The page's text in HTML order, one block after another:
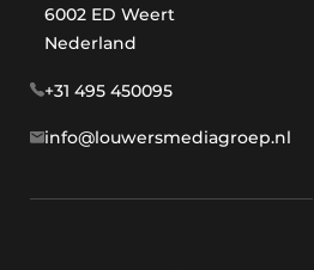
6002 ED Weert
Nederland
+31 495 450095
info@louwersmediagroep.nl